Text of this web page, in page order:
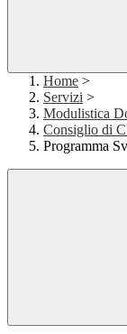
Home >
Servizi >
Modulistica
Consiglio di
Programma